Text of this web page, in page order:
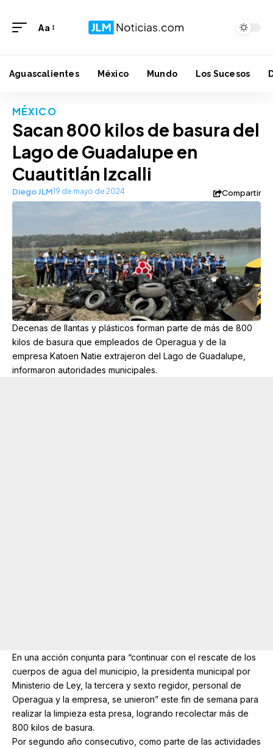
Aa
Aguascalientes México Mundo Los Sucesos
MÉXICO
Sacan 800 kilos de basura del
Lago de Guadalupe en
Cuautitlán Izcalli
Diego JLM19 de mayo de 2024 Compartir
Decenas de llantas y plásticos forman parte de más de 800
kilos de basura que empleados de Operagua y de la
empresa Katoen Natie extrajeron del Lago de Guadalupe,
informaron autoridades municipales.
En una acción conjunta para “continuar con el rescate de los
cuerpos de agua del municipio, la presidenta municipal por
Ministerio de Ley, la tercera y sexto regidor, personal de
Operagua y la empresa, se unieron” este fin de semana para
realizar la limpieza esta presa, logrando recolectar más de
800 kilos de basura.
Por segundo año consecutivo, como parte de las actividades